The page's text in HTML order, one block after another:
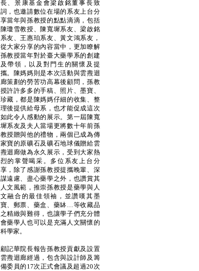
長、景康基金會梁啟銘董事長致
詞，也邀請數位在場的系友上台分
享當年與孫教授的點點滴滴，包括
陳瓊雪教授、陳寬墀系友、梁啟銘
系友、王惠珀系友、黃文鴻系友，
從大家分享的內容當中，更加瞭解
孫教授當年對於臺大藥學系的創建
及帶領，以及對門生的關懷及提
攜。陳媽媽則是本次活動與雲燾迴
廊策劃的勞苦功高幕後顧問，孫教
授許許多多的手稿、照片、墨寶、
珍藏，都是陳媽媽仔細的收集、整
理後提供給母系，也才能促成這次
如此令人感動的展示。第一屆陳寬
墀系友及夫人當場更將數十年前孫
教授贈與他的禮物，兩個已成為傳
家寶的原礦石及礦石地球儀贈給雲
燾迴廊做為永久展示，受到大家熱
烈的掌聲喝采。多位系友上台分
享，除了感謝孫教授提攜晚輩、深
謀遠慮、盡心藥學之外，也讚賞其
人文風範，推崇孫教授是藥學與人
文融合的最佳領袖，並讚嘆其墨
寶、郵票、藥盒、藥缽…等收藏品
之精緻與難得，也讓學子們充分體
會藥學人也可以是充滿人文關懷的
科學家。
顧記華院長報告孫教授貢獻及設置
雲燾迴廊經過，包含與設計師及籌
備委員的17次正式會議及超過20次